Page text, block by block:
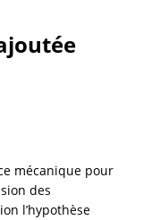
mécanique pour
des
l’hypothèse